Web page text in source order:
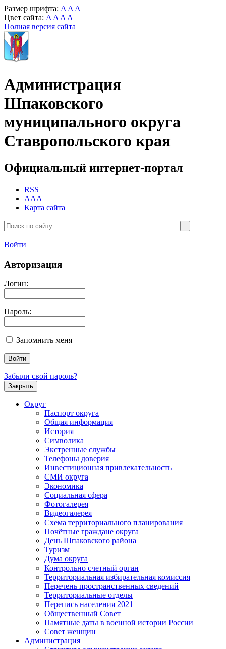
Размер шрифта: A A A
Цвет сайта: A A A A
Полная версия сайта
Администрация
Шпаковского
муниципального округа
Ставропольского края
Официальный интернет-портал
RSS
AAA
Карта сайта
Войти
Авторизация
Логин:
Пароль:
Запомнить меня
Забыли свой пароль?
Закрыть
Округ
Паспорт округа
Общая информация
История
Символика
Экстренные службы
Телефоны доверия
Инвестиционная привлекательность
СМИ округа
Экономика
Социальная сфера
Фотогалерея
Видеогалерея
Схема территориального планирования
Почётные граждане округа
День Шпаковского района
Туризм
Дума округа
Контрольно счетный орган
Территориальная избирательная комиссия
Перечень пространственных сведений
Территориальные отделы
Перепись населения 2021
Общественный Совет
Памятные даты в военной истории России
Совет женщин
Администрация